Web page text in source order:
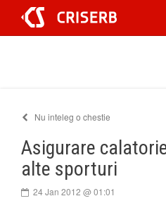
conținut
Nu inteleg o chestie
Asigurare
alte sporturi
24 Jan 2012 @ 01:01